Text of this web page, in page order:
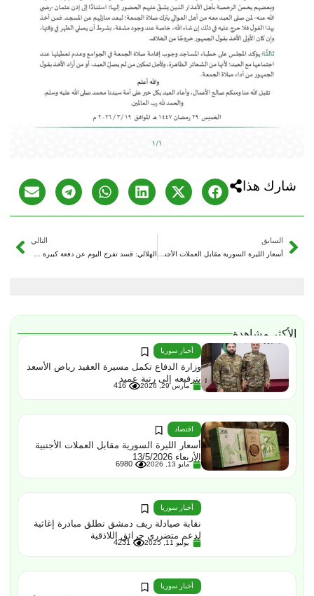
شارك هذا
السابق
أسعار الليرة السورية مقابل العملات الأجنبية الخميس 19/3/2026
التالي
الهلالي: قسد تفرج اليوم عن دفعة كبيرة من المعتقلين تنفيذاً لاتفاق الـ29 من كانون الثاني
الأكثر مشاهدة
أخبار سوريا
وزارة الدفاع تكمل مسيرة العقيد رياض الأسعد
بترفيعه إلى رتبة عميد
مارس 29, 2026 416
اقتصاد
أسعار الليرة السورية مقابل العملات الأجنبية
الأربعاء 13/5/2026
مايو 13, 2026 6980
أخبار سوريا
نقابة صيادلة ريف دمشق تطلق مبادرة إغاثية
لدعم متضرري حرائق اللاذقية
يوليو 11, 2025 4231
أخبار سوريا